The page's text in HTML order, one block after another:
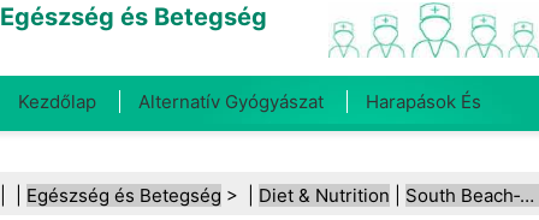
Egészség és Betegség
Kezdőlap Alternatív Gyógyászat Harapások És
Fogegészség Diéta És Táplálkozás Családi
Egészség és Betegség > | Diet & Nutrition South Beach‑diéta